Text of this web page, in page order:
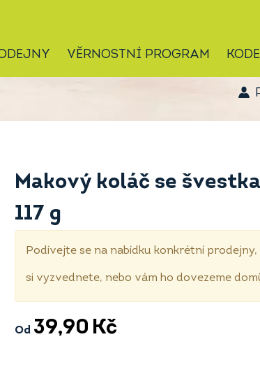
VĚRNOSTNÍ PROGRAM
Makový koláč se
117 g
Podívejte se na nabídku konkrétní
si vyzvednete, nebo vám ho dovezeme
Od 39,90 Kč